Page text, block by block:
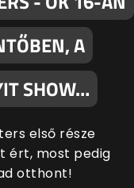
A
SHOW…
első része
ért, most pedig
otthont!